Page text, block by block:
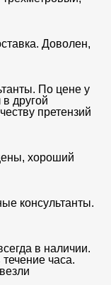
Доволен,
По цене у
другой
претензий
хороший
консультанты.
в наличии.
часа.